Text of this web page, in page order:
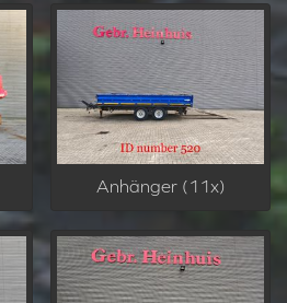
Anhänger (11x)